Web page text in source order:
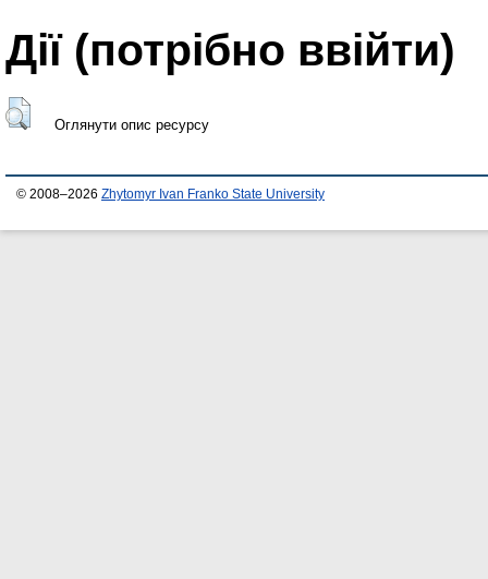
Дії ​​(потрібно ввійти)
Оглянути опис ресурсу
© 2008–2026 Zhytomyr Ivan Franko State University